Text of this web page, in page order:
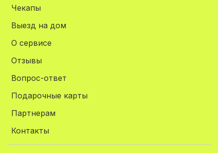
Чекапы
Выезд на дом
О сервисе
Отзывы
Вопрос-ответ
Подарочные карты
Партнерам
Контакты